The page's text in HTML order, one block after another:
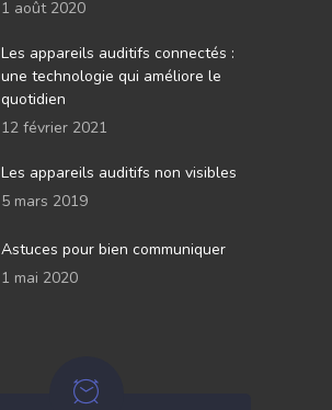
1 août 2020
Les appareils auditifs connectés :
une technologie qui améliore le
quotidien
12 février 2021
Les appareils auditifs non visibles
5 mars 2019
Astuces pour bien communiquer
1 mai 2020